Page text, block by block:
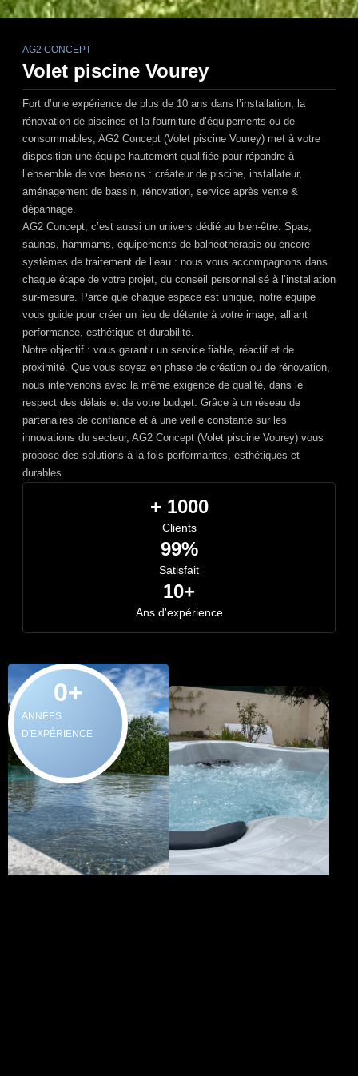
ANNÉES
D'EXPÉRIENCE
0+
AG2 CONCEPT
Volet piscine Vourey
Fort d’une expérience de plus de 10 ans dans l’installation, la
rénovation de piscines et la fourniture d’équipements ou de
consommables, AG2 Concept (Volet piscine Vourey) met à votre
disposition une équipe hautement qualifiée pour répondre à
l’ensemble de vos besoins : créateur de piscine, installateur,
aménagement de bassin, rénovation, service après vente &
dépannage.
AG2 Concept, c’est aussi un univers dédié au bien-être. Spas,
saunas, hammams, équipements de balnéothérapie ou encore
systèmes de traitement de l’eau : nous vous accompagnons dans
chaque étape de votre projet, du conseil personnalisé à l’installation
sur-mesure. Parce que chaque espace est unique, notre équipe
vous guide pour créer un lieu de détente à votre image, alliant
performance, esthétique et durabilité.
Notre objectif : vous garantir un service fiable, réactif et de
proximité. Que vous soyez en phase de création ou de rénovation,
nous intervenons avec la même exigence de qualité, dans le
respect des délais et de votre budget. Grâce à un réseau de
partenaires de confiance et à une veille constante sur les
innovations du secteur, AG2 Concept (Volet piscine Vourey) vous
propose des solutions à la fois performantes, esthétiques et
durables.
+ 1000
Clients
99%
Satisfait
10+
Ans d'expérience